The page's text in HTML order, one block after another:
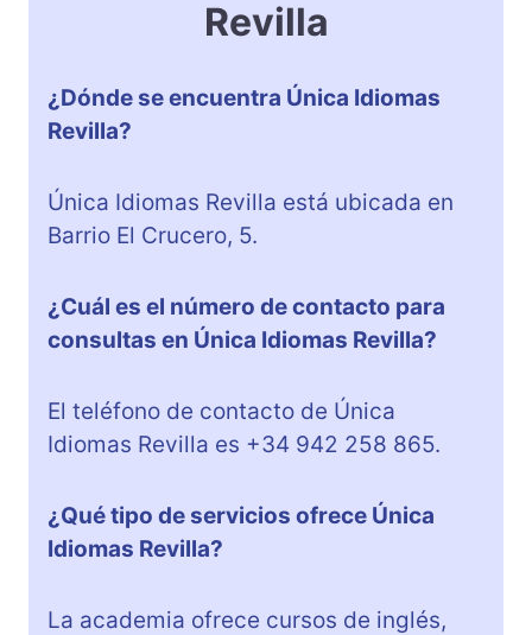
Revilla
¿Dónde se encuentra Única Idiomas
Revilla?
Única Idiomas Revilla está ubicada en
Barrio El Crucero, 5.
¿Cuál es el número de contacto para
consultas en Única Idiomas Revilla?
El teléfono de contacto de Única
Idiomas Revilla es +34 942 258 865.
¿Qué tipo de servicios ofrece Única
Idiomas Revilla?
La academia ofrece cursos de inglés,